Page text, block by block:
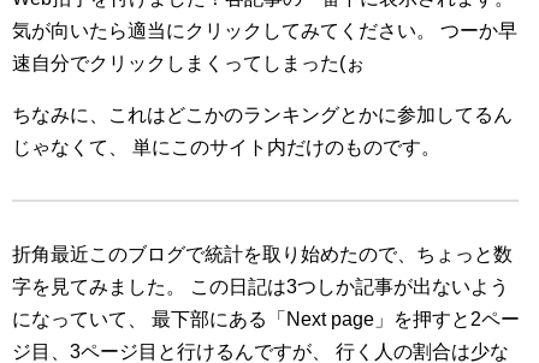
気が向いたら適当にクリックしてみてください。
つーか早
速自分でクリックしまくってしまった(ぉ
ちなみに、これはどこかのランキングとかに参加してるん
じゃなくて、
単にこのサイト内だけのものです。
折角最近このブログで統計を取り始めたので、ちょっと数
字を見てみました。
この日記は3つしか記事が出ないよう
になっていて、
最下部にある「Next page」を押すと2ペー
ジ目、3ページ目と行けるんですが、
行く人の割合は少な